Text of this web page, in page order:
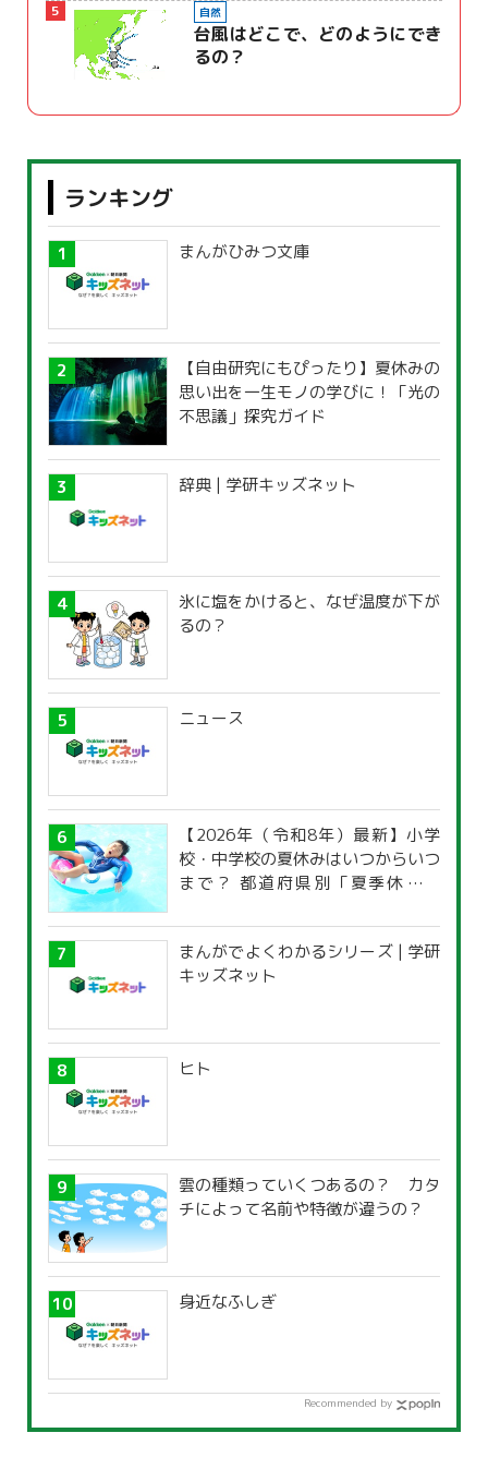
5 自然
台風はどこで、どのようにでき
るの？
ランキング
まんがひみつ文庫
【自由研究にもぴったり】夏休みの
思い出を一生モノの学びに！「光の
不思議」探究ガイド
辞典 | 学研キッズネット
氷に塩をかけると、なぜ温度が下が
るの？
ニュース
【2026年（令和8年）最新】小学
校・中学校の夏休みはいつからいつ
まで？ 都道府県別「夏季休暇一
まんがでよくわかるシリーズ | 学研
キッズネット
ヒト
雲の種類っていくつあるの？ カタ
チによって名前や特徴が違うの？
身近なふしぎ
Recommended by